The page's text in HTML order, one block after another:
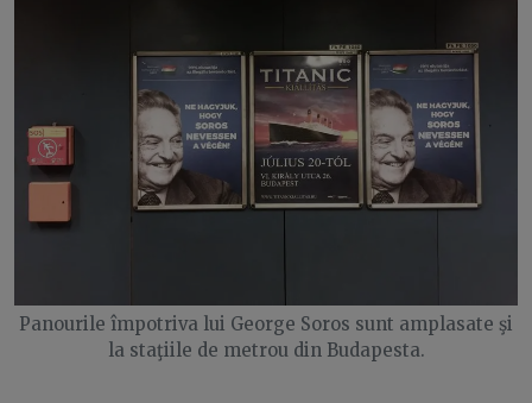
Panourile împotriva lui George Soros sunt amplasate şi
la staţiile de metrou din Budapesta.